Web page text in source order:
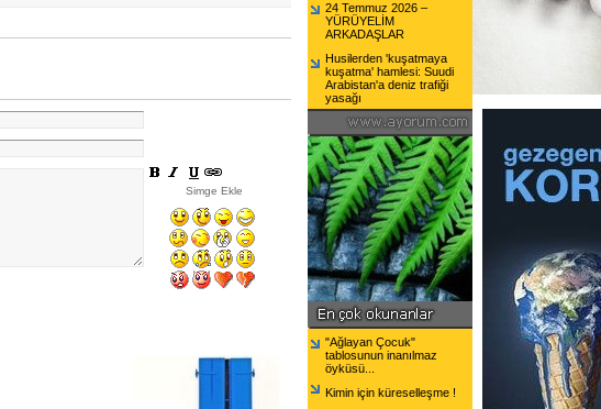
Simge Ekle
24 Temmuz 2026 –
YÜRÜYELİM
ARKADAŞLAR
Husilerden 'kuşatmaya
kuşatma' hamlesi: Suudi
Arabistan'a deniz trafiği
yasağı
"Ağlayan Çocuk"
tablosunun inanılmaz
öyküsü...
Kimin için küreselleşme !